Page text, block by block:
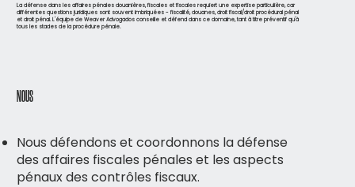
La défense dans les affaires pénales douanières, fiscales et fiscales requiert une expertise particulière, car
différentes questions juridiques sont souvent imbriquées - fiscalité, douanes, droit fiscal/droit procédural pénal
et droit pénal. L'équipe de Weaver Advogados conseille et défend dans ce domaine, tant à titre préventif qu'à
tous les stades de la procédure pénale.
NOUS
Nous défendons et coordonnons la défense
des affaires fiscales pénales et les aspects
pénaux des contrôles fiscaux.